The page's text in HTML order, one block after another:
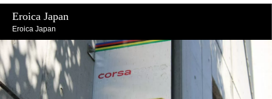
Eroica Japan
Eroica Japan